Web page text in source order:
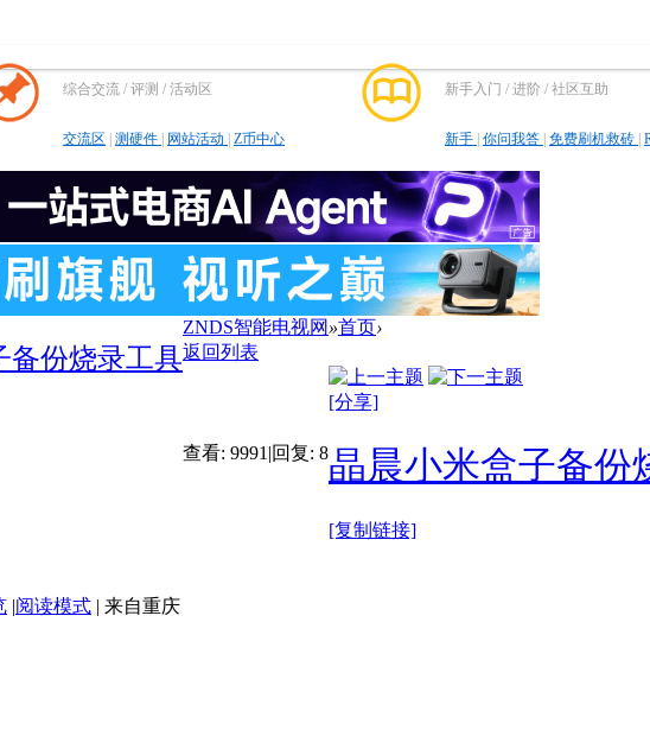
综合交流 / 评测 / 活动区
交流区 | 测硬件 | 网站活动 | Z币中心
新手入门 / 进阶 / 社区互助
新手 | 你问我答 | 免费刷机救砖 |
ZNDS智能电视网 »首页›
备份烧录工具返回列表
查看: 9991 |回复: 8
[分享]
晶晨小米盒子备份
[复制链接]
|阅读模式 | 来自重庆